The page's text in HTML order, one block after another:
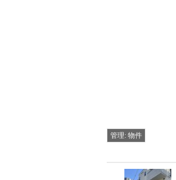
管理: 物件